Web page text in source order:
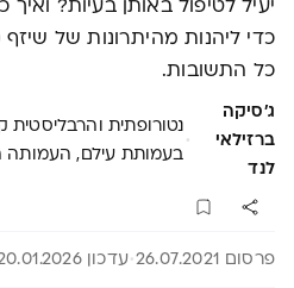
יעיל לטיפול באותן בעיות?
כדי ליהנות מהיתרונות של
כל התשובות.
ג׳סיקה
ברזילאי
לנד
·בעמותת עילם, העמותה
פרסום 26.07.2021 עדכון 20.01.2026